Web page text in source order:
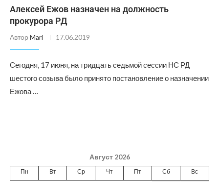
Алексей Ежов назначен на должность
прокурора РД
Автор Mari 17.06.2019
Сегодня, 17 июня, на тридцать седьмой сессии НС РД
шестого созыва было принято постановление о назначении
Ежова …
Август 2026
Пн Вт Ср Чт Пт Сб Вс